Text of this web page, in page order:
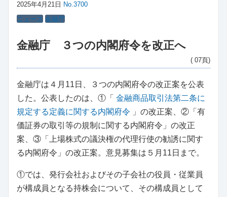
2025年4月21日 No.3700
ニュース 金融庁
金融庁 ３つの内閣府令を改正へ
( 07頁)
金融庁は４月11日、３つの内閣府令の改正案を公表
した。公表したのは、①「 金融商品取引法第二条に
規定する定義に関する内閣府令 」の改正案、②「有
価証券の取引等の規制に関する内閣府令」の改正
案、③「上場株式の議決権の代理行使の勧誘に関す
る内閣府令」の改正案。意見募集は５月11日まで。
①では、発行会社およびその子会社の役員・従業員
が構成員となる持株会について、その構成員として